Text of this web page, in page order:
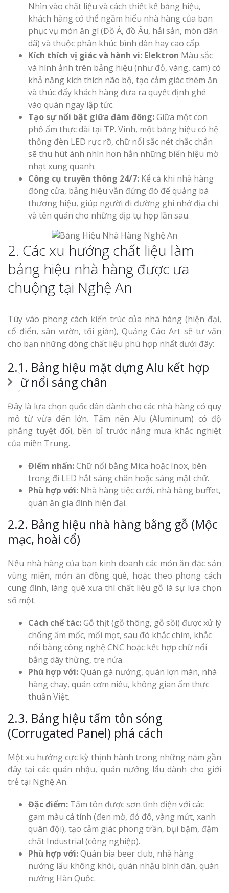
Nhìn vào chất liệu và cách thiết kế bảng hiệu,
khách hàng có thể ngầm hiểu nhà hàng của bạn
phục vụ món ăn gì (Đồ Á, đồ Âu, hải sản, món dân
dã) và thuộc phân khúc bình dân hay cao cấp.
Kích thích vị giác và hành vi: Elektron Màu sắc
và hình ảnh trên bảng hiệu (như đỏ, vàng, cam) có
khả năng kích thích não bộ, tạo cảm giác thèm ăn
và thúc đẩy khách hàng đưa ra quyết định ghé
vào quán ngay lập tức.
Tạo sự nổi bật giữa đám đông:Giữa một con
phố ẩm thực dài tại TP. Vinh, một bảng hiệu có hệ
thống đèn LED rực rỡ, chữ nổi sắc nét chắc chắn
sẽ thu hút ánh nhìn hơn hẳn những biển hiệu mờ
nhạt xung quanh.
Công cụ truyền thông 24/7: Kể cả khi nhà hàng
đóng cửa, bảng hiệu vẫn đứng đó để quảng bá
thương hiệu, giúp người đi đường ghi nhớ địa chỉ
và tên quán cho những dịp tụ họp lần sau.
2. Các xu hướng chất liệu làm
bảng hiệu nhà hàng được ưa
chuộng tại Nghệ An
Tùy vào phong cách kiến trúc của nhà hàng (hiện đại,
cổ điển, sân vườn, tối giản), Quảng Cáo Art sẽ tư vấn
cho bạn những dòng chất liệu phù hợp nhất dưới đây:
2.1. Bảng hiệu mặt dựng Alu kết hợp
chữ nổi sáng chân
Đây là lựa chọn quốc dân dành cho các nhà hàng có quy
mô từ vừa đến lớn. Tấm nền Alu (Aluminum) có độ
phẳng tuyệt đối, bền bỉ trước nắng mưa khắc nghiệt
của miền Trung.
Điểm nhấn:Chữ nổi bằng Mica hoặc Inox, bên
trong đi LED hắt sáng chân hoặc sáng mặt chữ.
Phù hợp với: Nhà hàng tiệc cưới, nhà hàng buffet,
quán ăn gia đình hiện đại.
2.2. Bảng hiệu nhà hàng bằng gỗ (Mộc
mạc, hoài cổ)
Nếu nhà hàng của bạn kinh doanh các món ăn đặc sản
vùng miền, món ăn đồng quê, hoặc theo phong cách
cung đình, làng quê xưa thì chất liệu gỗ là sự lựa chọn
số một.
Cách chế tác:Gỗ thịt (gỗ thông, gỗ sồi) được xử lý
chống ẩm mốc, mối mọt, sau đó khắc chìm, khắc
nổi bằng công nghệ CNC hoặc kết hợp chữ nổi
bằng dây thừng, tre nứa.
Phù hợp với:Quán gà nướng, quán lợn mán, nhà
hàng chay, quán cơm niêu, không gian ẩm thực
thuần Việt.
2.3. Bảng hiệu tấm tôn sóng
(Corrugated Panel) phá cách
Một xu hướng cực kỳ thịnh hành trong những năm gần
đây tại các quán nhậu, quán nướng lẩu dành cho giới
trẻ tại Nghệ An.
Đặc điểm: Tấm tôn được sơn tĩnh điện với các
gam màu cá tính (đen mờ, đỏ đô, vàng mứt, xanh
quân đội), tạo cảm giác phong trần, bụi bặm, đậm
chất Industrial (công nghiệp).
Phù hợp với:Quán bia beer club, nhà hàng
nướng lẩu không khói, quán nhậu bình dân, quán
nướng Hàn Quốc.